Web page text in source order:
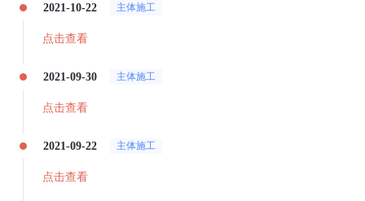
2021-10-22 主体施工
点击查看
2021-09-30 主体施工
点击查看
2021-09-22 主体施工
点击查看